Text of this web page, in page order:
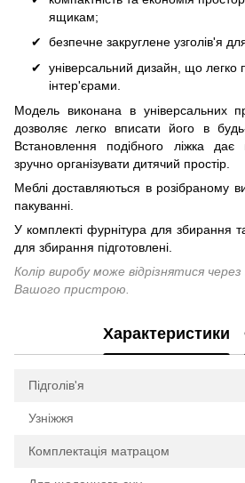
ящикам;
Безпечне закруглене узголів'я
Універсальний дизайн, що легко поєднується з різними
інтер'єрами.
Модель виконана в універсальних
дозволяє легко вписати його в
Встановлення подібного ліжка дає
зручно організувати дитячий простір.
Меблі доставляються в розібраному
пакуванні.
У комплекті фурнітура для збирання
для збирання підготовлені.
Колір виробу може відрізнятися
Вашого пристрою.
Характеристики
Підголів'я
Узніжжя
Комплектація матрацом